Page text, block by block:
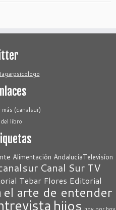
más (canalsur)
del libro
Alimentación AndalucíaTelevisíon
Canal Sur TV
Tebar Flores Editorial
el arte de entender
hijos hoy por hoy